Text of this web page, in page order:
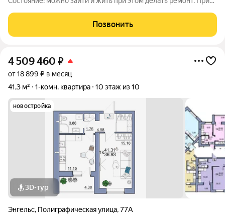
машина, хороший холодильник, диван, стол, стулья.
Установлены счетчики. Невысокие
Позвонить
4 509 460 ₽
от 18 899 ₽ в месяц
41,3 м²
1-комн. квартира 10 этаж из 10
новостройка
3D-тур
Энгельс, Полиграфическая улица,77А